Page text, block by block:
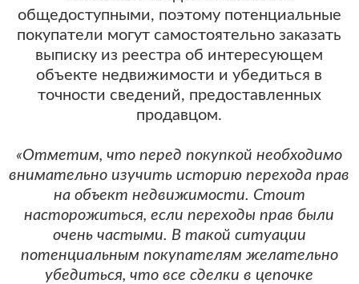
общедоступными, поэтому потенциальные
покупатели могут самостоятельно заказать
выписку из реестра об интересующем
объекте недвижимости и убедиться в
точности сведений, предоставленных
продавцом.
«Отметим, что перед покупкой необходимо
внимательно изучить историю перехода прав
на объект недвижимости. Стоит
насторожиться, если переходы прав были
очень частыми. В такой ситуации
потенциальным покупателям желательно
убедиться, что все сделки в цепочке